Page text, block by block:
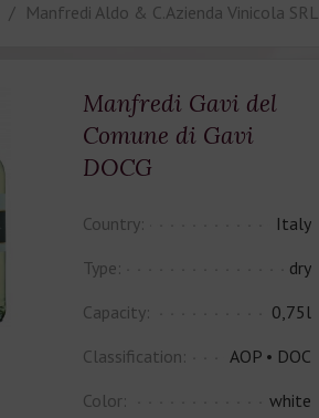
Manfredi Aldo & C.Azienda Vinicola SRL
Manfredi Gavi del
Comune di Gavi
DOCG
Country:
Italy
Type:
dry
Capacity:
0,75l
Classification:
AOP • DOC
Color:
white